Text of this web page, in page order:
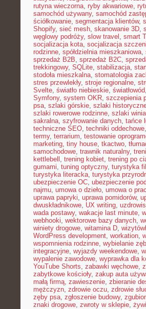
rutyna wieczorna, ryby akwariowe,
samochód używany, samochód
ściółkowanie, segmentacja klientów,
Shopify, sieć mesh, skanowanie 3D,
węglowy podróży, slow travel , smart
socjalizacja kota, socjalizacja
rodzinne, spółdzielnia mieszkaniowa,
sprzedaż B2B, sprzedaż B2C,
trekkingowy, SQLite, stabilizacja,
stodoła mieszkalna, stomatologia
stres przewlekły, stroje regionalne,
Svelte, światło niebieskie, światłowód,
Symfony, system OKR, szczepienia
psa, szlaki górskie, szlaki
szlaki rowerowe rodzinne, szlaki
sakralna, szyfrowanie danych, tańce
techniczne SEO, techniki oddechowe,
termy, terrarium, testowanie
marketing, tiny house, tkactwo,
samochodowe, trawnik naturalny,
kettlebell , trening kobiet, trening po
gumami, tuning optyczny, turystyka
turystyka literacka, turystyka
ubezpieczenie OC, ubezpieczenie
najmu, umowa o dzieło, umowa o
uprawa papryki, uprawa pomidorów,
dwuskładnikowe, UX writing,
wada postawy, wakacje last minute,
webhooki, wektorowe bazy danych,
winiety drogowe, witamina D,
WordPress development, workation,
wspomnienia rodzinne, wybielanie
integracyjne, wyjazdy weekendowe,
wypalenie zawodowe, wyprawka dla
YouTube Shorts, zabawki węchowe,
zabytkowe kościoły, zakup auta
małą firmą, zawieszenie, zbieranie
mężczyzn, zdrowie oczu, zdrowie
zęby psa, zgłoszenie budowy,
znaki drogowe, zwroty w sklepie,